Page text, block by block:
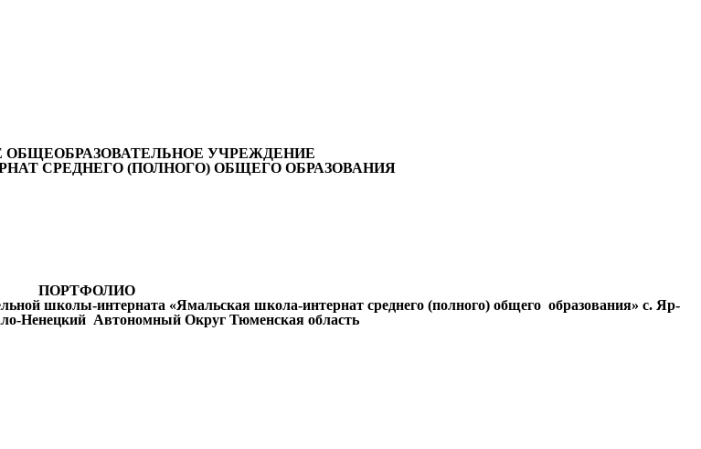
УЧРЕЖДЕНИЕ
СРЕДНЕГО (ПОЛНОГО) ОБЩЕГО ОБРАЗОВАНИЯ
ПОРТФОЛИО
школы-интерната «Ямальская школа-интернат среднего (полного) общего образования» с. Яр-
Ненецкий Автономный Округ Тюменская область